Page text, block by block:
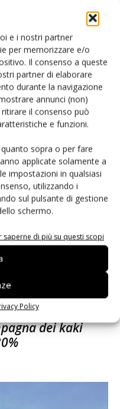
e i nostri partner
per memorizzare e/o
Il consenso a queste
partner di elaborare
durante la navigazione
annunci (non)
il consenso può
e funzioni.
sopra o per fare
applicate solamente a
impostazioni in qualsiasi
utilizzando i
sul pulsante di gestione
schermo.
saperne di più su questi scopi
Policy
dei kaki